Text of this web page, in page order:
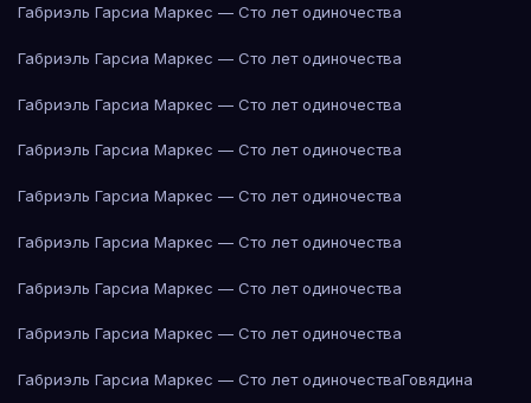
Габриэль Гарсиа Маркес — Сто лет одиночества
Габриэль Гарсиа Маркес — Сто лет одиночества
Габриэль Гарсиа Маркес — Сто лет одиночества
Габриэль Гарсиа Маркес — Сто лет одиночества
Габриэль Гарсиа Маркес — Сто лет одиночества
Габриэль Гарсиа Маркес — Сто лет одиночества
Габриэль Гарсиа Маркес — Сто лет одиночества
Габриэль Гарсиа Маркес — Сто лет одиночества
Габриэль Гарсиа Маркес — Сто лет одиночестваГовядина